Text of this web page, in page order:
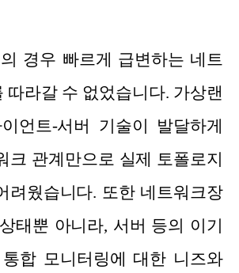
경우 빠르게 급변하는 네트
따라갈 수 없었습니다. 가상랜
언트-서버 기술이 발달하게
크 관계만으로 실제 토폴로지
려웠습니다. 또한 네트워크장
태뿐 아니라, 서버 등의 이기
합 모니터링에 대한 니즈와